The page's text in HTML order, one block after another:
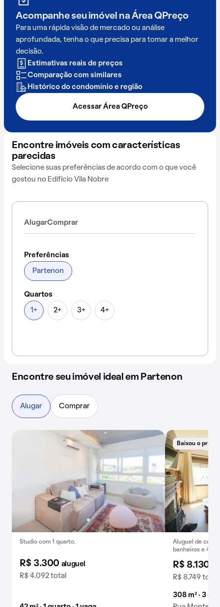
Acompanhe seu imóvel na Área QPreço
Para uma rápida visão de mercado ou análise
aprofundada, tenha o que precisa para tomar a melhor
decisão.
Estimativas reais de preços
Comparação com similares
Histórico do condomínio e região
Acessar Área QPreço
Encontre imóveis com características
parecidas
Selecione suas preferências de acordo com o que você
gostou no Edifício Vila Nobre
AlugarComprar
Preferências
Partenon
Quartos
1+ 2+ 3+ 4+
Encontre seu imóvel ideal em Partenon
Studio com 1 quarto.
R$ 3.300 aluguel
R$ 4.092 total
Baixou o preço
Aluguel de casa,
banheiros e 4
R$ 8.130
R$ 8.749 total
308 m² · 3
Alugar Comprar